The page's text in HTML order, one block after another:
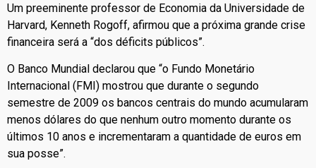
Um preeminente professor de Economia da Universidade de
Harvard, Kenneth Rogoff, afirmou que a próxima grande crise
financeira será a “dos déficits públicos”.
O Banco Mundial declarou que “o Fundo Monetário
Internacional (FMI) mostrou que durante o segundo
semestre de 2009 os bancos centrais do mundo acumularam
menos dólares do que nenhum outro momento durante os
últimos 10 anos e incrementaram a quantidade de euros em
sua posse”.